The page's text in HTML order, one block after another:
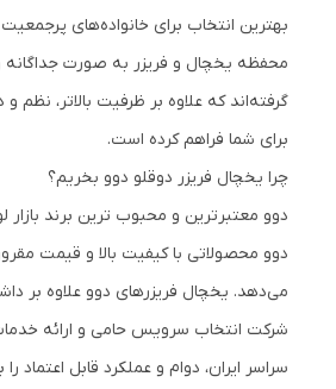
بهترین انتخاب برای خانواده‌های
محفظه یخچال و فریزر به صورت جداگانه
گرفته‌اند که علاوه بر ظرفیت بالاتر، نظم
برای شما فراهم کرده است.
چرا یخچال فریزر دوقلو دوو بخریم؟
دوو معتبرترین و محبوب ترین برند بازار
دوو محصولاتی با کیفیت بالا و قیمت
می‌دهد. یخچال فریزرهای دوو علاوه بر
شرکت انتخاب سرویس حامی و ارائه
سراسر ایران، دوام و عملکرد قابل اعتماد